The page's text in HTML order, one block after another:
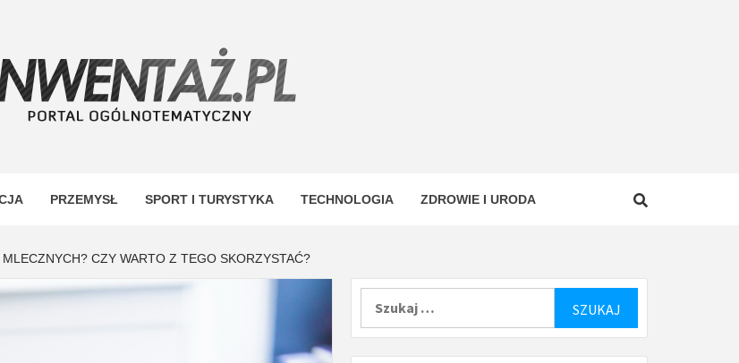
PRZEMYSŁ SPORT I TURYSTYKA TECHNOLOGIA ZDROWIE I URODA
CZY WARTO Z TEGO SKORZYSTAĆ?